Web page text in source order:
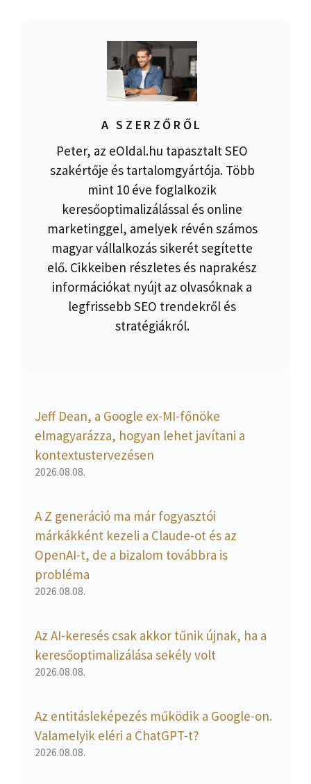
A SZERZŐRŐL
Peter, az eOldal.hu tapasztalt SEO
szakértője és tartalomgyártója. Több
mint 10 éve foglalkozik
keresőoptimalizálással és online
marketinggel, amelyek révén számos
magyar vállalkozás sikerét segítette
elő. Cikkeiben részletes és naprakész
információkat nyújt az olvasóknak a
legfrissebb SEO trendekről és
stratégiákról.
Jeff Dean, a Google ex-MI-főnöke
elmagyarázza, hogyan lehet javítani a
kontextustervezésen
2026.08.08.
A Z generáció ma már fogyasztói
márkákként kezeli a Claude-ot és az
OpenAI-t, de a bizalom továbbra is
probléma
2026.08.08.
Az AI-keresés csak akkor tűnik újnak, ha a
keresőoptimalizálása sekély volt
2026.08.08.
Az entitásleképezés működik a Google-on.
Valamelyik eléri a ChatGPT-t?
2026.08.08.